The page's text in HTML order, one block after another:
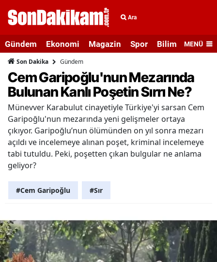
Ara
Gündem Ekonomi Magazin Spor Bilim veMENÜ
Son Dakika Gündem
Cem Garipoğlu'nun Mezarında
Bulunan Kanlı Poşetin Sırrı Ne?
Münevver Karabulut cinayetiyle Türkiye'yi sarsan Cem
Garipoğlu'nun mezarında yeni gelişmeler ortaya
çıkıyor. Garipoğlu’nun ölümünden on yıl sonra mezarı
açıldı ve incelemeye alınan poşet, kriminal incelemeye
tabi tutuldu. Peki, poşetten çıkan bulgular ne anlama
geliyor?
#Cem Garipoğlu #Sır